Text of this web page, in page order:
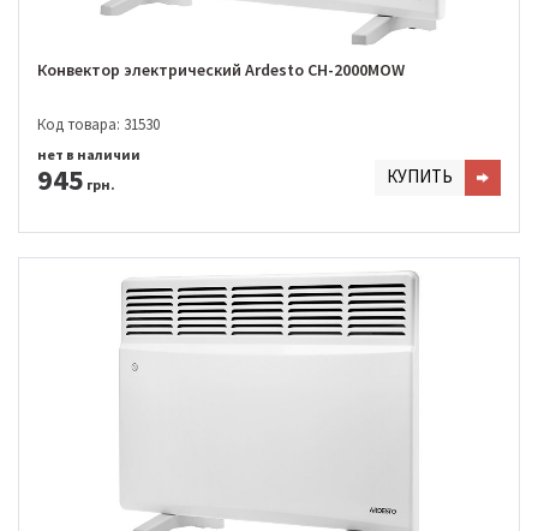
Конвектор электрический Ardesto CH-2000MOW
Код товара: 31530
945 грн.
нет в наличии
КУПИТЬ